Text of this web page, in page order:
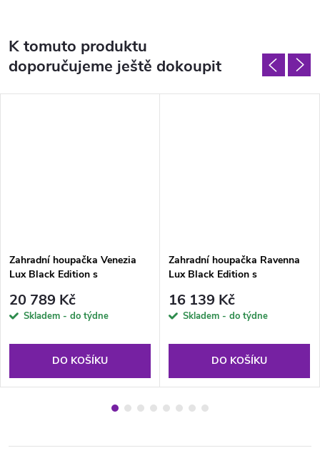
K tomuto produktu
doporučujeme ještě dokoupit
Zahradní houpačka Venezia
Lux Black Edition s
bočními stolky G052-23IB
PATIO
20 789 Kč
Skladem - do týdne
DO KOŠÍKU
Zahradní houpačka Ravenna
Lux Black Edition s
stolky G050-06IB PATIO
16 139 Kč
Skladem - do týdne
DO KOŠÍKU